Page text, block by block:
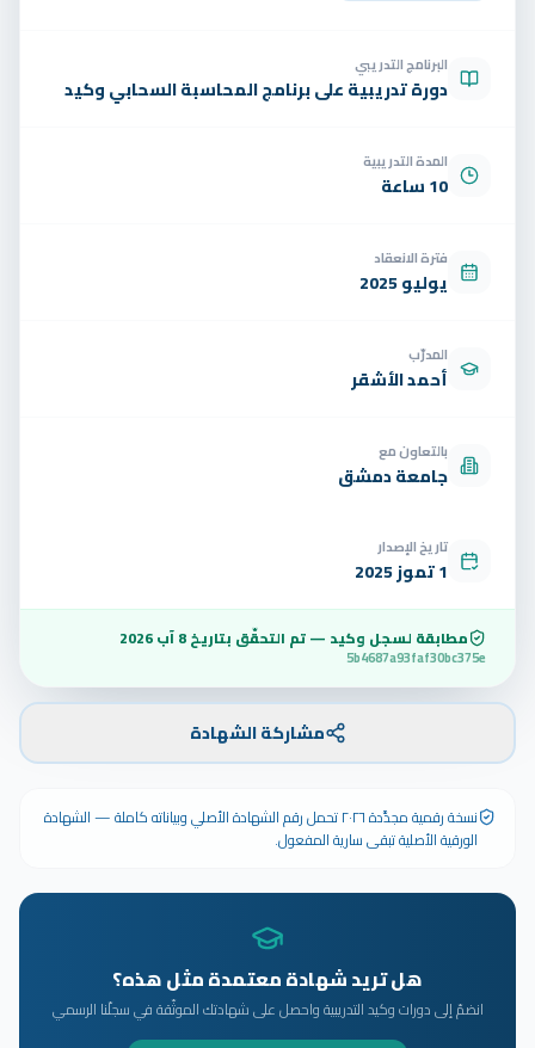
البرنامج التدريبي
دورة تدريبية على برنامج المحاسبة السحابي وكيد
المدة التدريبية
10 ساعة
فترة الانعقاد
يوليو 2025
المدرّب
أحمد الأشقر
بالتعاون مع
جامعة دمشق
تاريخ الإصدار
1 تموز 2025
مطابقة لسجل وكيد — تم التحقّق بتاريخ8 آب 2026
5b4687a93faf30bc375e
مشاركة الشهادة
نسخة رقمية مجدَّدة ٢٠٢٦ تحمل رقم الشهادة الأصلي وبياناته كاملة — الشهادة
الورقية الأصلية تبقى سارية المفعول.
هل تريد شهادة معتمدة مثل هذه؟
انضمّ إلى دورات وكيد التدريبية واحصل على شهادتك الموثّقة في سجلّنا الرسمي